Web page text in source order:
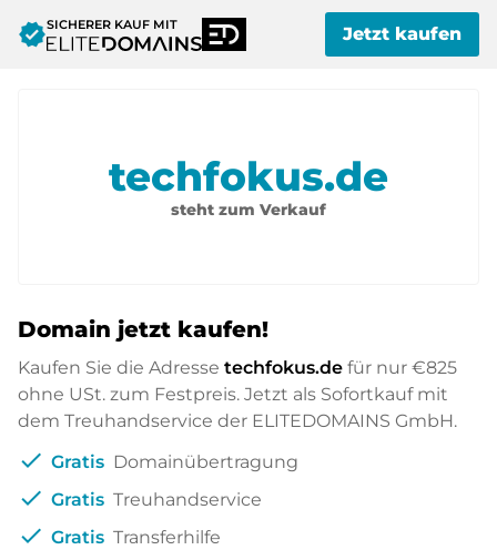
verifiedSICHERER KAUF MIT Jetzt kaufen
techfokus.de
steht zum Verkauf
Domain jetzt kaufen!
Kaufen Sie die Adresse techfokus.de für nur €825
ohne USt. zum Festpreis. Jetzt als Sofortkauf mit
dem Treuhandservice der ELITEDOMAINS GmbH.
check Gratis Domainübertragung
check Gratis Treuhandservice
check Gratis Transferhilfe